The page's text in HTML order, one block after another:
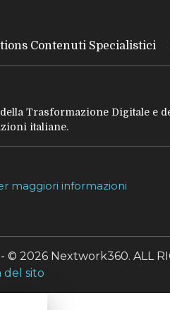
Contenuti Specialistici
Trasformazione Digitale e
italiane.
maggiori informazioni
2026 Nextwork360. ALL
del sito